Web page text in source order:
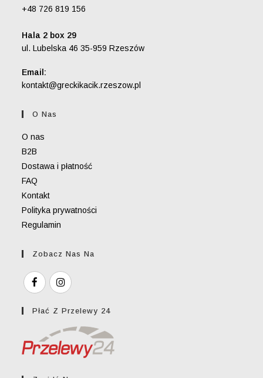
+48 726 819 156
Hala 2 box 29
ul. Lubelska 46 35-959 Rzeszów
Email:
kontakt@greckikacik.rzeszow.pl
O Nas
O nas
B2B
Dostawa i płatność
FAQ
Kontakt
Polityka prywatności
Regulamin
Zobacz Nas Na
Płać Z Przelewy 24